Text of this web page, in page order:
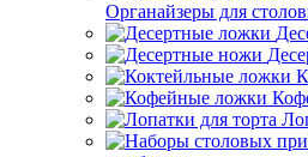
Органайзеры для